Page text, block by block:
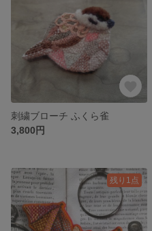
刺繍ブローチ ふくら雀
3,800円
残り1点